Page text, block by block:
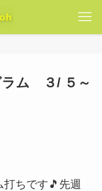
ラム ３/ ５～
打ちです🎵先週